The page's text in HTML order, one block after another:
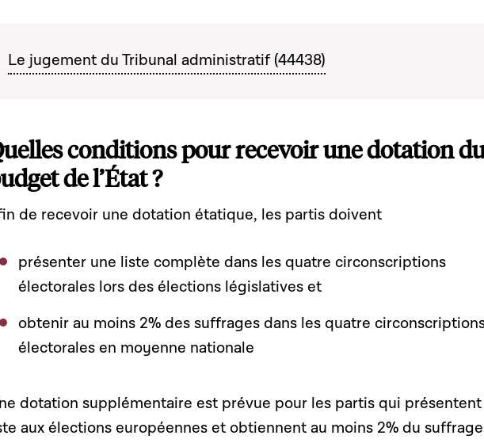
Le jugement du Tribunal administratif (44438)
conditions pour recevoir une dotation
de l’État ?
de recevoir une dotation étatique, les partis doivent
présenter une liste complète dans les quatre circonscriptions
électorales lors des élections législatives et
obtenir au moins 2% des suffrages dans les quatre
électorales en moyenne nationale
dotation supplémentaire est prévue pour les partis qui
aux élections européennes et obtiennent au moins 2% du